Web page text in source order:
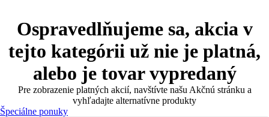
Ospravedlňujeme sa, akcia v
tejto kategórii už nie je platná,
alebo je tovar vypredaný
Pre zobrazenie platných akcií, navštívte našu Akčnú stránku a
vyhľadajte alternatívne produkty
Špeciálne ponuky